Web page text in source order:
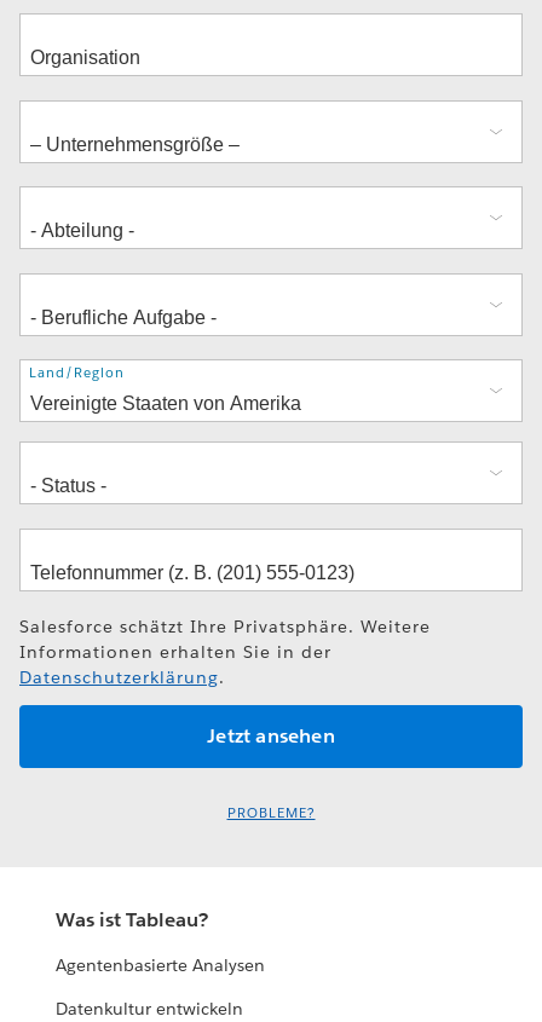
Adresse
Land/Region
Salesforce schätzt Ihre Privatsphäre. Weitere
Informationen erhalten Sie in der
Datenschutzerklärung.
PROBLEME?
Was ist Tableau?
Agentenbasierte Analysen
Datenkultur entwickeln